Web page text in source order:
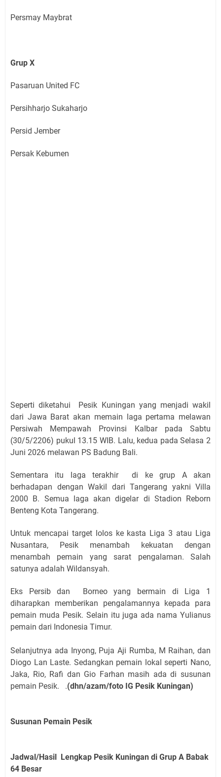
Persmay Maybrat
Grup X
Pasaruan United FC
Persihharjo Sukaharjo
Persid Jember
Persak Kebumen
Seperti diketahui Pesik Kuningan yang menjadi wakil
dari Jawa Barat akan memain laga pertama melawan
Persiwah Mempawah Provinsi Kalbar pada Sabtu
(30/5/2206) pukul 13.15 WIB. Lalu, kedua pada Selasa 2
Juni 2026 melawan PS Badung Bali.
Sementara itu laga terakhir di ke grup A akan
berhadapan dengan Wakil dari Tangerang yakni Villa
2000 B. Semua laga akan digelar di Stadion Reborn
Benteng Kota Tangerang.
Untuk mencapai target lolos ke kasta Liga 3 atau Liga
Nusantara, Pesik menambah kekuatan dengan
menambah pemain yang sarat pengalaman. Salah
satunya adalah Wildansyah.
Eks Persib dan Borneo yang bermain di Liga 1
diharapkan memberikan pengalamannya kepada para
pemain muda Pesik. Selain itu juga ada nama Yulianus
pemain dari Indonesia Timur.
Selanjutnya ada Inyong, Puja Aji Rumba, M Raihan, dan
Diogo Lan Laste. Sedangkan pemain lokal seperti Nano,
Jaka, Rio, Rafi dan Gio Farhan masih ada di susunan
pemain Pesik. .(dhn/azam/foto IG Pesik Kuningan)
Susunan Pemain Pesik
Jadwal/Hasil Lengkap Pesik Kuningan di Grup A Babak
64 Besar